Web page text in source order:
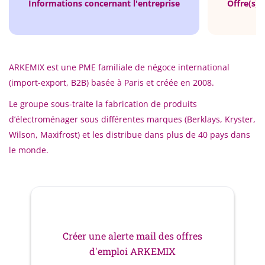
Informations concernant l'entreprise Offre(s)
ARKEMIX est une PME familiale de négoce international
(import-export, B2B) basée à Paris et créée en 2008.
Le groupe sous-traite la fabrication de produits
d’électroménager sous différentes marques (Berklays, Kryster,
Wilson, Maxifrost) et les distribue dans plus de 40 pays dans
le monde.
Créer une alerte mail des offres
d'emploi ARKEMIX